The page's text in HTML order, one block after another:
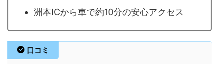
洲本ICから車で約10分の安心アクセス
口コミ